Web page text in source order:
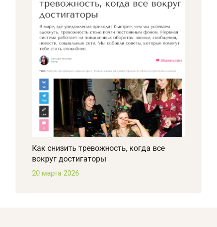
Как снизить тревожность, когда все
вокруг достигаторы
20 марта 2026